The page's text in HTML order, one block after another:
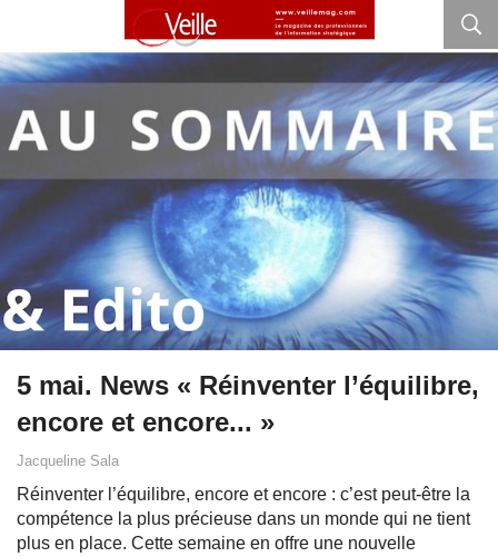
5 mai. News « Réinventer l’équilibre,
encore et encore... »
Jacqueline Sala
Réinventer l’équilibre, encore et encore : c’est peut‑être la
compétence la plus précieuse dans un monde qui ne tient
plus en place. Cette semaine en offre une nouvelle